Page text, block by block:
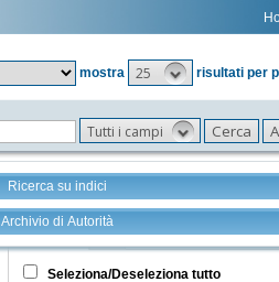
mostra
25 risultati per
Tutti i campi
Ricerca su indici
Archivio di Autorità
Tutto +
Seleziona/Deseleziona tutto